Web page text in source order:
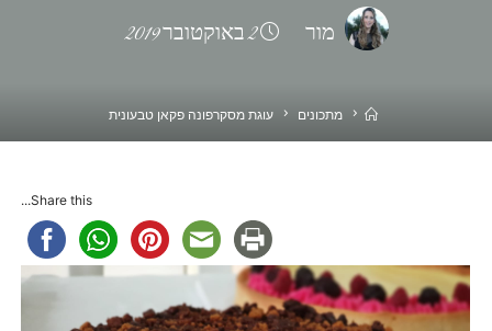
מור 2 באוקטובר 2019
בית מתכונים עוגת מסקרפונה פקאן טבעונית
Share this...